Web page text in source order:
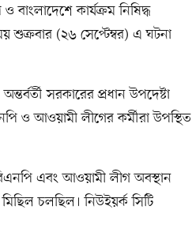
বাংলাদেশে কার্যক্রম নিষিদ্ধ
শুক্রবার (২৬ সেপ্টেম্বর) এ ঘটনা
সরকারের প্রধান উপদেষ্টা
ও আওয়ামী লীগের কর্মীরা উপস্থিত
এবং আওয়ামী লীগ অবস্থান
চলছিল। নিউইয়র্ক সিটি